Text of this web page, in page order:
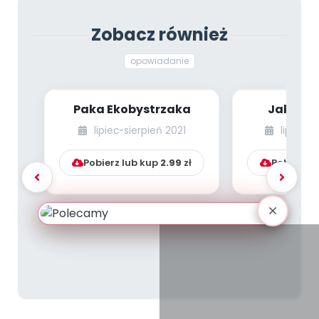
Zobacz również
opowiadanie
Paka Ekobystrzaka
lipiec-sierpień 2021
Pobierz lub kup 2.99 zł
Jak
lipiec-
Pobierz